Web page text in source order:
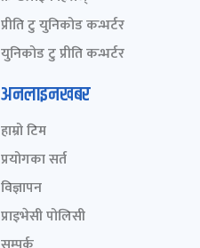
प्रीति टु युनिकोड कन्भर्टर
युनिकोड टु प्रीति कन्भर्टर
अनलाइनखबर
हाम्रो टिम
प्रयोगका सर्त
विज्ञापन
प्राइभेसी पोलिसी